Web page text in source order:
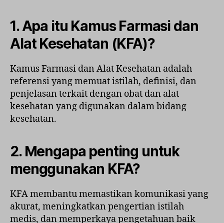
1. Apa itu Kamus Farmasi dan
Alat Kesehatan (KFA)?
Kamus Farmasi dan Alat Kesehatan adalah
referensi yang memuat istilah, definisi, dan
penjelasan terkait dengan obat dan alat
kesehatan yang digunakan dalam bidang
kesehatan.
2. Mengapa penting untuk
menggunakan KFA?
KFA membantu memastikan komunikasi yang
akurat, meningkatkan pengertian istilah
medis, dan memperkaya pengetahuan baik